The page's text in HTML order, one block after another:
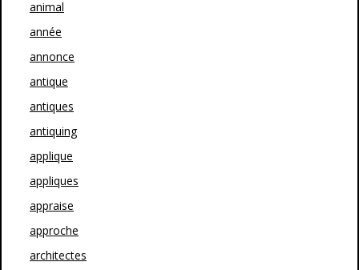
animal
année
annonce
antique
antiques
antiquing
applique
appliques
appraise
approche
architectes